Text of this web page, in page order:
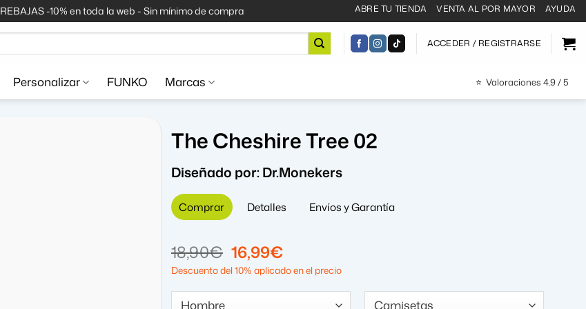
REBAJAS -10% en toda la web - Sin mínimo de compra ABRE TU TIENDA VENTA AL POR MAYOR AYUDA
ACCEDER / REGISTRARSE
Personalizar FUNKO Marcas ⭐ Valoraciones 4.9 / 5
The Cheshire Tree 02
Diseñado por:Dr.Monekers
Comprar Detalles Envíos y Garantía
18,90€ El
precio
original
era:
16,99€El
precio
actual
es:
Descuento del 10% aplicado en el precio